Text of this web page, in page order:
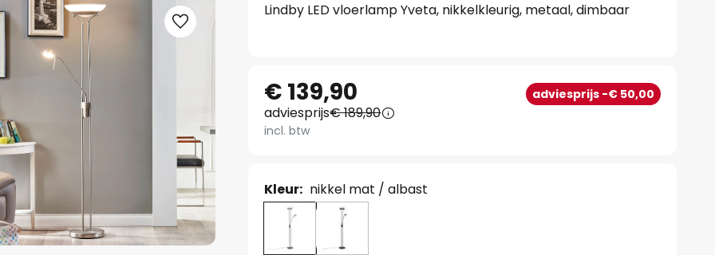
Lindby LED vloerlamp Yveta, nikkelkleurig, metaal, dimbaar
€ 139,90 adviesprijs -€ 50,00
adviesprijs€ 189,90
incl. btw
Kleur: nikkel mat / albast